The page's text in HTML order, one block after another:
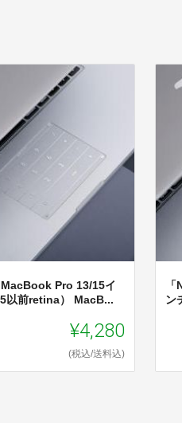
MacBook Pro 13/15イ
以前retina） MacB...
¥4,280
(税込/送料込)
ン